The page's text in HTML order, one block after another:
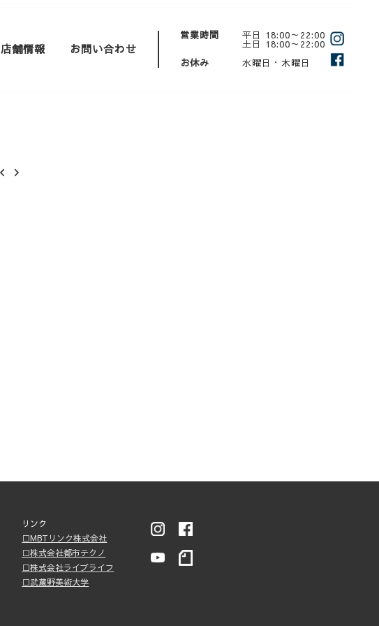
店舗情報 お問い合わせ
営業時間 平日 18:00～22:00
土日 18:00～22:00
お休み
水曜日・木曜日
前
次
リンク
□MBTリンク株式会社
□株式会社都市テクノ
□株式会社ライブライフ
□武蔵野美術大学